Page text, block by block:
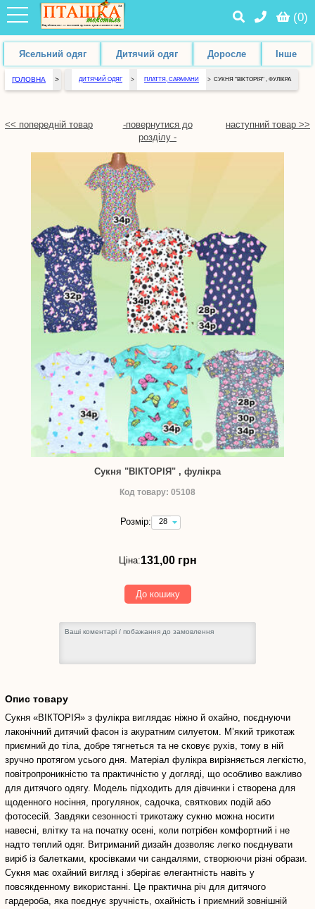
(0)
Ясельний одяг Дитячий одяг Доросле Інше
ГОЛОВНА > ДИТЯЧИЙ ОДЯГ > ПЛАТТЯ, САРАФАНИ > СУКНЯ "ВІКТОРІЯ" , ФУЛІКРА
<< попередній товар
-повернутися до
розділу -
наступний товар >>
Сукня "ВІКТОРІЯ" , фулікра
Код товару: 05108
Розмір:
28
(зріст
см)
131,00
грн
Ціна:131,00 грн
До кошику
Опис товару
Сукня «ВІКТОРІЯ» з фулікра виглядає ніжно й охайно, поєднуючи
лаконічний дитячий фасон із акуратним силуетом. М’який трикотаж
приємний до тіла, добре тягнеться та не сковує рухів, тому в ній
зручно протягом усього дня. Матеріал фулікра вирізняється легкістю,
повітропроникністю та практичністю у догляді, що особливо важливо
для дитячого одягу. Модель підходить для дівчинки і створена для
щоденного носіння, прогулянок, садочка, святкових подій або
фотосесій. Завдяки сезонності трикотажу сукню можна носити
навесні, влітку та на початку осені, коли потрібен комфортний і не
надто теплий одяг. Витриманий дизайн дозволяє легко поєднувати
виріб із балетками, кросівками чи сандалями, створюючи різні образи.
Сукня має охайний вигляд і зберігає елегантність навіть у
повсякденному використанні. Це практична річ для дитячого
гардероба, яка поєднує зручність, охайність і приємний зовнішній